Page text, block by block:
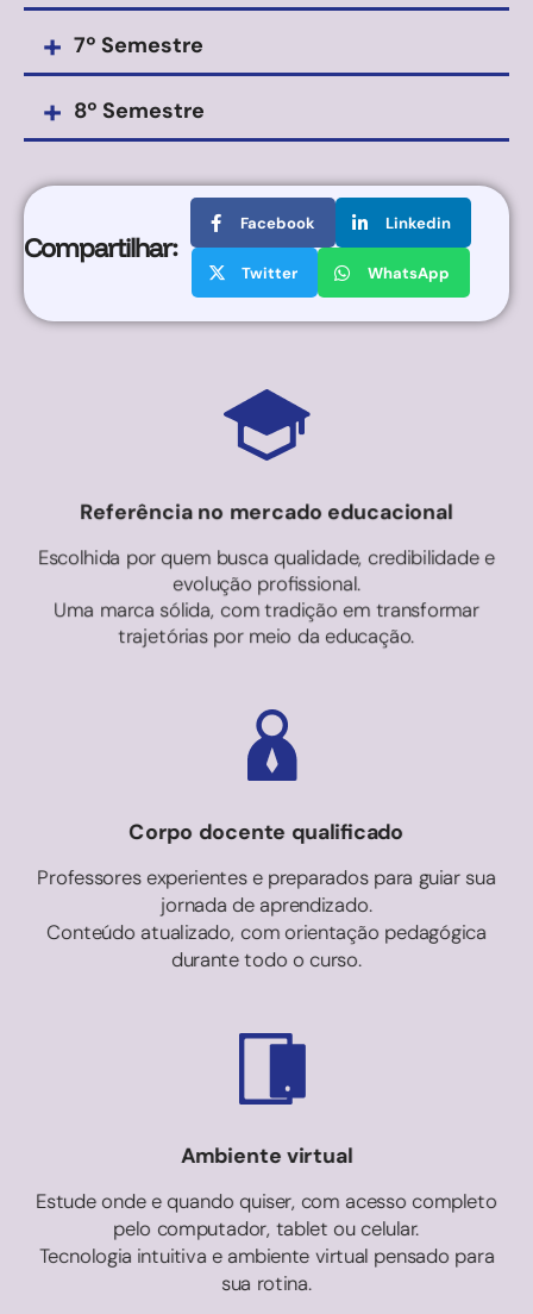
+ 7º Semestre
+ 8º Semestre
Compartilhar:
Facebook Linkedin
Twitter WhatsApp
Referência no mercado educacional
Escolhida por quem busca qualidade, credibilidade e
evolução profissional.
Uma marca sólida, com tradição em transformar
trajetórias por meio da educação.
Corpo docente qualificado
Professores experientes e preparados para guiar sua
jornada de aprendizado.
Conteúdo atualizado, com orientação pedagógica
durante todo o curso.
Ambiente virtual
Estude onde e quando quiser, com acesso completo
pelo computador, tablet ou celular.
Tecnologia intuitiva e ambiente virtual pensado para
sua rotina.